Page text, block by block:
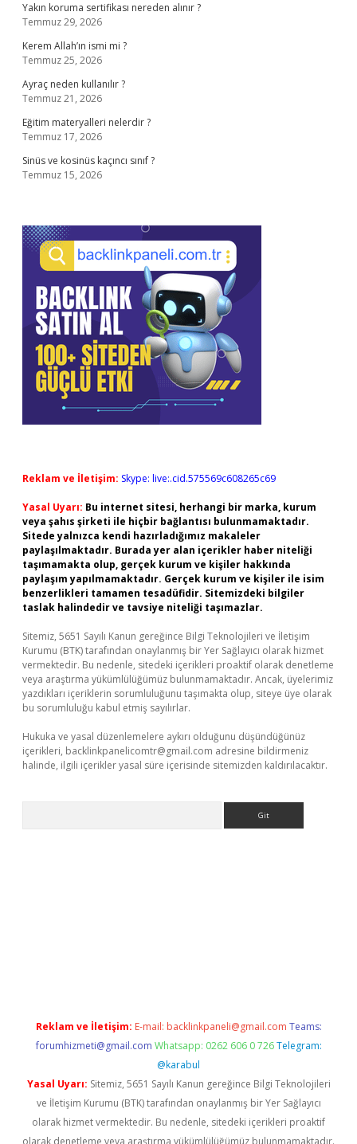
Yakın koruma sertifikası nereden alınır ?
Temmuz 29, 2026
Kerem Allah’ın ismi mi ?
Temmuz 25, 2026
Ayraç neden kullanılır ?
Temmuz 21, 2026
Eğitim materyalleri nelerdir ?
Temmuz 17, 2026
Sinüs ve kosinüs kaçıncı sınıf ?
Temmuz 15, 2026
Reklam ve İletişim: Skype: live:.cid.575569c608265c69
Yasal Uyarı: Bu internet sitesi, herhangi bir marka, kurum
veya şahıs şirketi ile hiçbir bağlantısı bulunmamaktadır.
Sitede yalnızca kendi hazırladığımız makaleler
paylaşılmaktadır. Burada yer alan içerikler haber niteliği
taşımamakta olup, gerçek kurum ve kişiler hakkında
paylaşım yapılmamaktadır. Gerçek kurum ve kişiler ile isim
benzerlikleri tamamen tesadüfidir. Sitemizdeki bilgiler
taslak halindedir ve tavsiye niteliği taşımazlar.
Sitemiz, 5651 Sayılı Kanun gereğince Bilgi Teknolojileri ve İletişim
Kurumu (BTK) tarafından onaylanmış bir Yer Sağlayıcı olarak hizmet
vermektedir. Bu nedenle, sitedeki içerikleri proaktif olarak denetleme
veya araştırma yükümlülüğümüz bulunmamaktadır. Ancak, üyelerimiz
yazdıkları içeriklerin sorumluluğunu taşımakta olup, siteye üye olarak
bu sorumluluğu kabul etmiş sayılırlar.
Hukuka ve yasal düzenlemelere aykırı olduğunu düşündüğünüz
içerikleri, backlinkpanelicomtr@gmail.com adresine bildirmeniz
halinde, ilgili içerikler yasal süre içerisinde sitemizden kaldırılacaktır.
Reklam ve İletişim: E-mail: backlinkpaneli@gmail.com Teams:
forumhizmeti@gmail.com Whatsapp: 0262 606 0 726 Telegram:
@karabul
Yasal Uyarı: Sitemiz, 5651 Sayılı Kanun gereğince Bilgi Teknolojileri
ve İletişim Kurumu (BTK) tarafından onaylanmış bir Yer Sağlayıcı
olarak hizmet vermektedir. Bu nedenle, sitedeki içerikleri proaktif
olarak denetleme veya araştırma yükümlülüğümüz bulunmamaktadır.